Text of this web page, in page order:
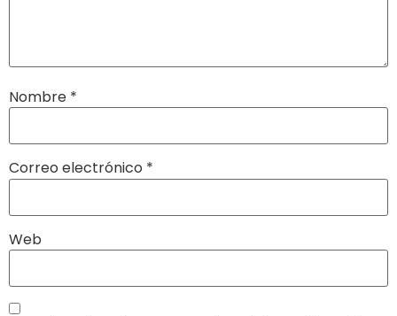
Nombre *
Correo electrónico *
Web